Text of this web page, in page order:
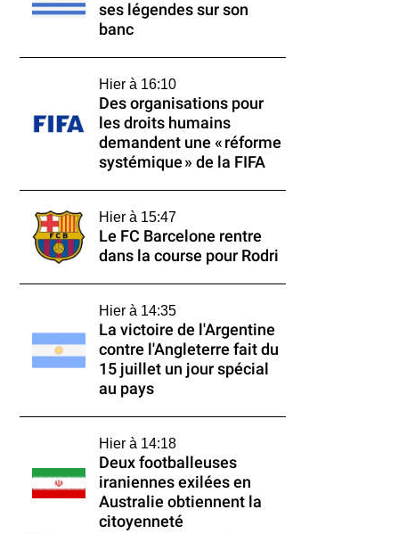
ses légendes sur son
banc
Hier à 16:10
Des organisations pour
les droits humains
demandent une « réforme
systémique » de la FIFA
Hier à 15:47
Le FC Barcelone rentre
dans la course pour Rodri
Hier à 14:35
La victoire de l'Argentine
contre l'Angleterre fait du
15 juillet un jour spécial
au pays
Hier à 14:18
Deux footballeuses
iraniennes exilées en
Australie obtiennent la
citoyenneté